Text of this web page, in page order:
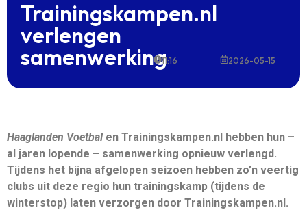
Trainingskampen.nl
verlengen
samenwerking11:16 2026-05-15
Haaglanden Voetbalen Trainingskampen.nl hebben hun –
al jaren lopende – samenwerking opnieuw verlengd.
Tijdens het bijna afgelopen seizoen hebben zo’n veertig
clubs uit deze regio hun trainingskamp (tijdens de
winterstop) laten verzorgen door Trainingskampen.nl.